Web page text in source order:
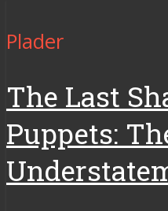
Plader
The Last
Puppets: